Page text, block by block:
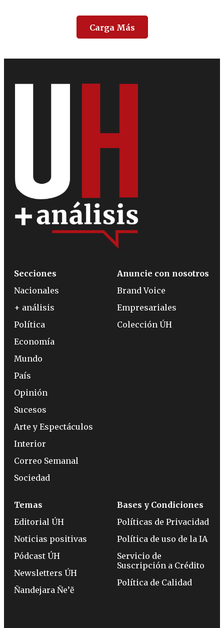
Carga Más
Secciones
Nacionales
+ análisis
Política
Economía
Mundo
País
Opinión
Sucesos
Arte y Espectáculos
Interior
Correo Semanal
Sociedad
Anuncie con nosotros
Brand Voice
Empresariales
Colección ÚH
Temas
Editorial ÚH
Noticias positivas
Pódcast ÚH
Newsletters ÚH
Ñandejara Ñe’ẽ
Bases y Condiciones
Políticas de Privacidad
Política de uso de la IA
Servicio de
Suscripción a Crédito
Política de Calidad